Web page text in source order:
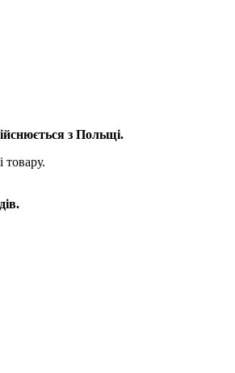
з Польщі.
товару.